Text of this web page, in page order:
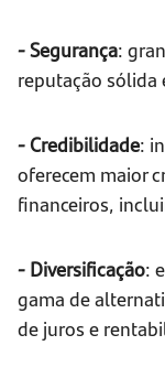
- Segurança:
reputação sólida
- Credibilidade:
oferecem maior
financeiros,
- Diversificação:
gama de
de juros e